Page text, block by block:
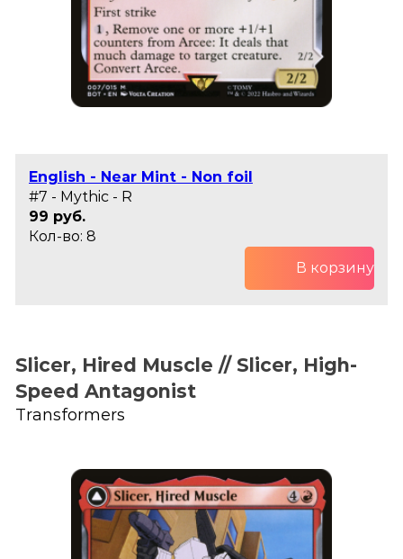
English - Near Mint - Non foil
#7 - Mythic - R
99 руб.
Кол-во: 8
В корзину
Slicer, Hired Muscle // Slicer, High-
Speed Antagonist
Transformers